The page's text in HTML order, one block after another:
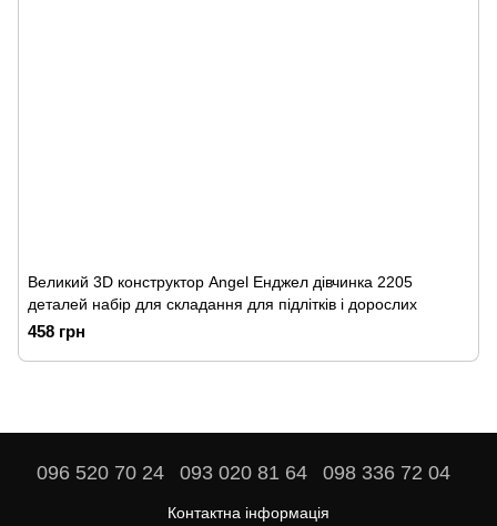
Великий 3D конструктор Angel Енджел дівчинка 2205
деталей набір для складання для підлітків і дорослих
458 грн
096 520 70 24 093 020 81 64 098 336 72 04
Контактна інформація